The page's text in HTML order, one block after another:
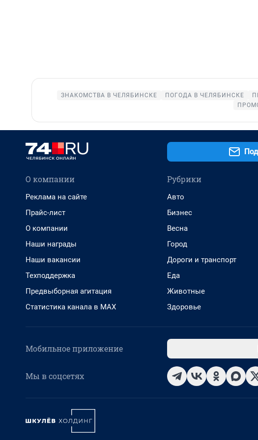
ЗНАКОМСТВА В ЧЕЛЯБИНСКЕ ПОГОДА В ЧЕЛЯБИНСКЕ
О компании
Реклама на сайте
Прайс-лист
О компании
Наши награды
Наши вакансии
Техподдержка
Предвыборная агитация
Статистика канала в MAX
Рубрики
Авто
Бизнес
Весна
Город
Дороги и транспорт
Еда
Животные
Здоровье
Мобильное приложение
Мы в соцсетях